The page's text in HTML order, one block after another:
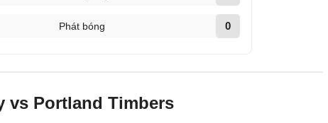
Phát bóng 0
vs Portland Timbers